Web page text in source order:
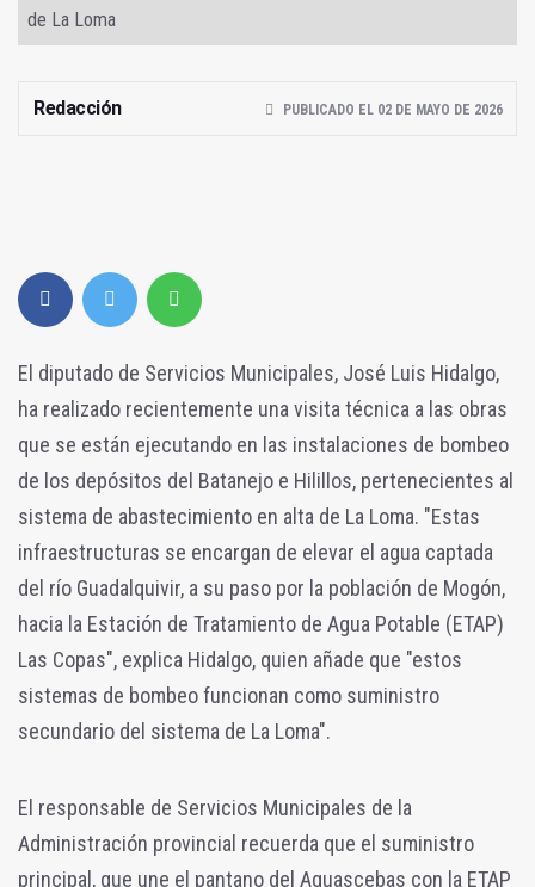
de La Loma
Redacción PUBLICADO EL 02 DE MAYO DE 2026
El diputado de Servicios Municipales, José Luis Hidalgo,
ha realizado recientemente una visita técnica a las obras
que se están ejecutando en las instalaciones de bombeo
de los depósitos del Batanejo e Hilillos, pertenecientes al
sistema de abastecimiento en alta de La Loma. "Estas
infraestructuras se encargan de elevar el agua captada
del río Guadalquivir, a su paso por la población de Mogón,
hacia la Estación de Tratamiento de Agua Potable (ETAP)
Las Copas", explica Hidalgo, quien añade que "estos
sistemas de bombeo funcionan como suministro
secundario del sistema de La Loma".
El responsable de Servicios Municipales de la
Administración provincial recuerda que el suministro
principal, que une el pantano del Aguascebas con la ETAP